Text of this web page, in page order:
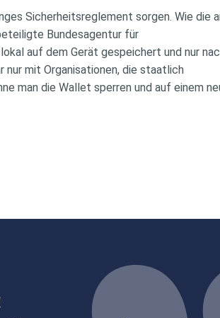
Sicherheitsreglement sorgen. Wie die
Bundesagentur für
auf dem Gerät gespeichert und nur
nur mit Organisationen, die staatlich
man die Wallet sperren und auf einem